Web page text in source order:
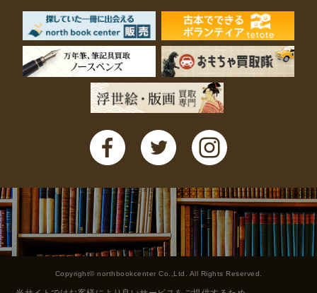
Copyright© northbookcenter Co.,Ltd. All Rights Reserved.